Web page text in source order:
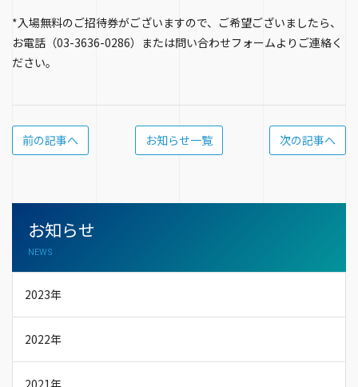
*入場無料のご招待券がございますので、ご希望ございましたら、
お電話（03-3636-0286）または問い合わせフォームよりご連絡く
ださい。
前の記事へ お知らせ一覧 次の記事へ
お知らせ
NEWS
2023年
2022年
2021年